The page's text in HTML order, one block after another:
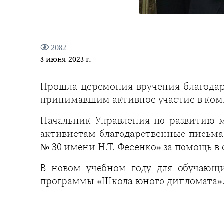
2082
8 июня 2023 г.
Прошла церемония вручения
принимавшим активное участие в
Начальник Управления по
активистам благодарственные
№ 30 имени Н.Т. Фесенко» за помощь в
В новом учебном году для
программы «Школа юного дипломата».